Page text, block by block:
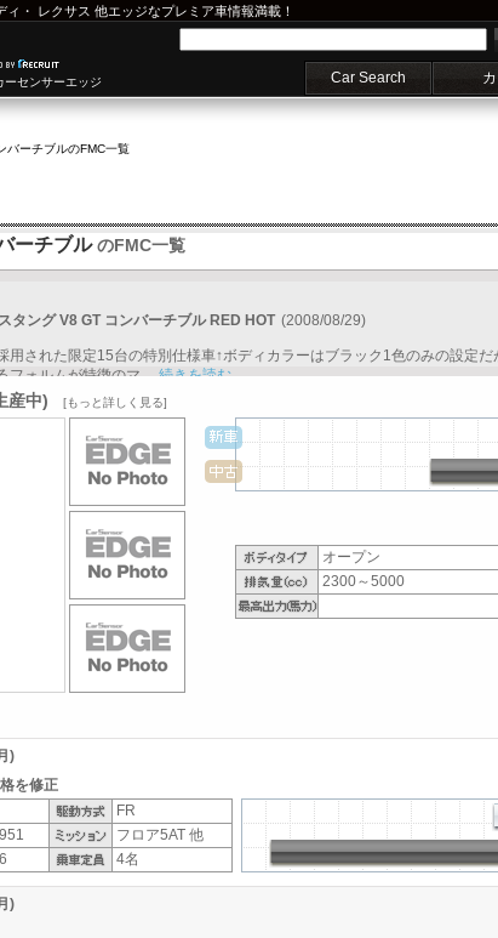
ィ ・ レクサス 他エッジなプレミア車情報満載！
センサーエッジ Car Search
バーチブルのFMC一覧
ーチブルのFMC一覧
タング V8 GT コンバーチブル RED HOT (2008/08/29)
された限定15台の特別仕様車↑ボディカラーはブラック1色のみの設定だ
フォルムが特徴のマ...続きを読む
産中) [もっと詳しく見る]
オープン
2300～5000
)
を修正
FR
フロア5AT 他
4名
)